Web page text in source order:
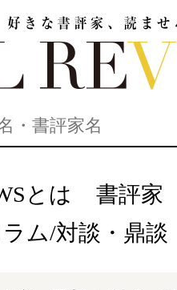
とは
書評家
ム/対談・鼎談